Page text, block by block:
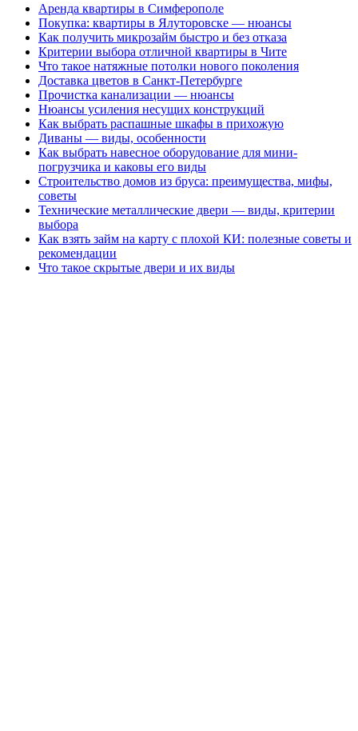
Аренда квартиры в Симферополе
Покупка: квартиры в Ялуторовске — нюансы
Как получить микрозайм быстро и без отказа
Критерии выбора отличной квартиры в Чите
Что такое натяжные потолки нового поколения
Доставка цветов в Санкт-Петербурге
Прочистка канализации — нюансы
Нюансы усиления несущих конструкций
Как выбрать распашные шкафы в прихожую
Диваны — виды, особенности
Как выбрать навесное оборудование для мини-
погрузчика и каковы его виды
Строительство домов из бруса: преимущества, мифы,
советы
Технические металлические двери — виды, критерии
выбора
Как взять займ на карту с плохой КИ: полезные советы и
рекомендации
Что такое скрытые двери и их виды